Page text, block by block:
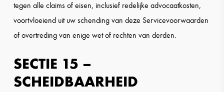
tegen alle claims of eisen, inclusief redelijke advocaatkosten,
voortvloeiend uit uw schending van deze Servicevoorwaarden
of overtreding van enige wet of rechten van derden.
SECTIE 15 –
SCHEIDBAARHEID